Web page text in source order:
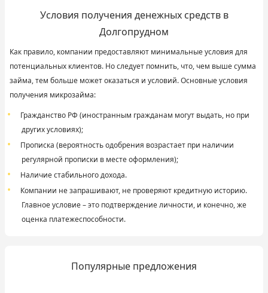
Условия получения денежных средств в
Долгопрудном
Как правило, компании предоставляют минимальные условия для
потенциальных клиентов. Но следует помнить, что, чем выше сумма
займа, тем больше может оказаться и условий. Основные условия
получения микрозайма:
Гражданство РФ (иностранным гражданам могут выдать, но при
других условиях);
Прописка (вероятность одобрения возрастает при наличии
регулярной прописки в месте оформления);
Наличие стабильного дохода.
Компании не запрашивают, не проверяют кредитную историю.
Главное условие – это подтверждение личности, и конечно, же
оценка платежеспособности.
Популярные предложения